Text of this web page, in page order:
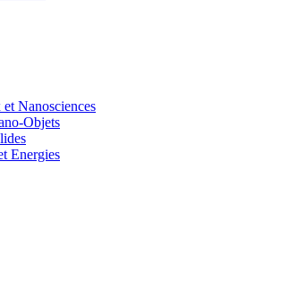
Nanosciences
Objets
Energies